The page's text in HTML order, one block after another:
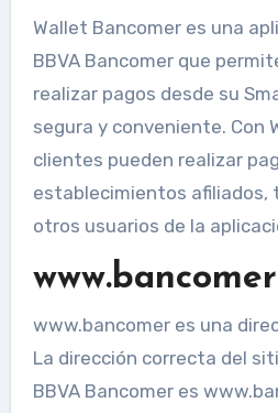
Wallet Bancomer es una
BBVA Bancomer que
realizar pagos desde su
segura y conveniente. Con
clientes pueden realizar
establecimientos afiliados,
otros usuarios de la
www.bancomer
www.bancomer es una
La dirección correcta del
BBVA Bancomer es